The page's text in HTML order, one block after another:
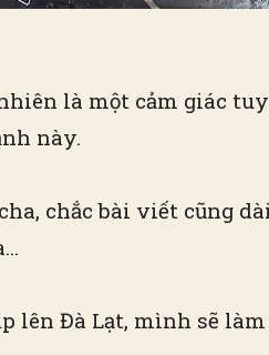
là một cảm giác
này.
chắc bài viết cũng
lên Đà Lạt, mình sẽ